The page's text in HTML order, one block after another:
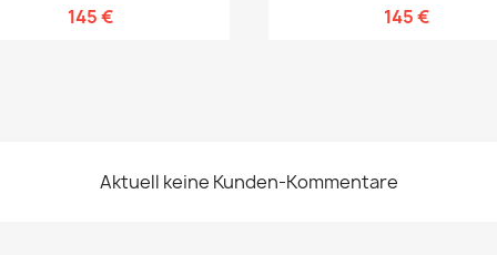
145 € 145 €
Aktuell keine Kunden-Kommentare